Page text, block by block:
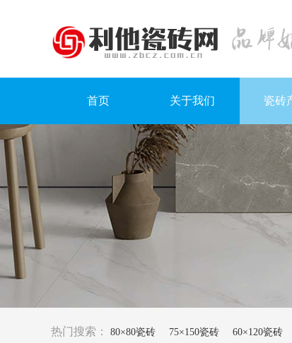
首页 关于我们 瓷砖
热门搜索： 80×80瓷砖 75×150瓷砖 60×120瓷砖